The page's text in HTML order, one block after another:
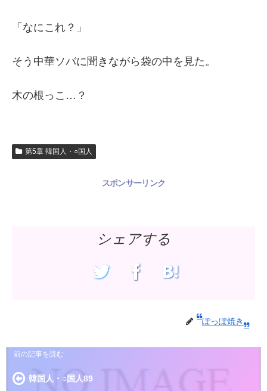
「なにこれ？」
そう中華ソバに聞きながら袋の中を見た。
木の根っこ…？
第5章 韓国人・○国人
スポンサーリンク
シェアする
ぽっぽ焼き
韓国人・○国人89